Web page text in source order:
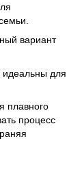
вариант
для
плавного
процесс